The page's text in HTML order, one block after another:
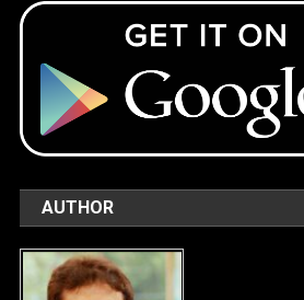
AUTHOR